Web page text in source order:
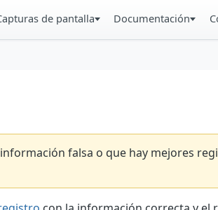
de pantalla Documentación
falsa o que hay mejores